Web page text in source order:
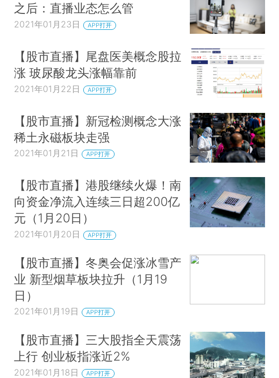
之后：直播业态怎么管
2021年01月23日 APP打开
【股市直播】尾盘医美概念股拉
涨 玻尿酸龙头涨幅靠前
2021年01月22日 APP打开
【股市直播】新冠检测概念大涨
稀土永磁板块走强
2021年01月21日 APP打开
【股市直播】港股继续火爆！南
向资金净流入连续三日超200亿
元（1月20日）
2021年01月20日 APP打开
【股市直播】冬奥会促涨冰雪产
业 新型烟草板块拉升（1月19
日）
2021年01月19日 APP打开
【股市直播】三大股指全天震荡
上行 创业板指涨近2%
2021年01月18日 APP打开